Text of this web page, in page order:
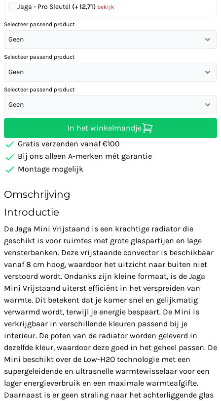
Jaga - Pro Sleutel (+ 12,71) bekijk
Selecteer passend product
Geen
Selecteer passend product
Geen
Selecteer passend product
Geen
In het winkelmandje
Gratis verzenden vanaf €100
Bij ons alleen A-merken mét garantie
Montage mogelijk
Omschrijving
Introductie
De Jaga Mini Vrijstaand is een krachtige radiator die
geschikt is voor ruimtes met grote glaspartijen en lage
vensterbanken. Deze vrijstaande convector is beschikbaar
vanaf 8 cm hoog, waardoor het uitzicht naar buiten niet
verstoord wordt. Ondanks zijn kleine formaat, is de Jaga
Mini Vrijstaand uiterst efficiënt in het verspreiden van
warmte. Dit betekent dat je kamer snel en gelijkmatig
verwarmd wordt, terwijl je energie bespaart. De Mini is
verkrijgbaar in verschillende kleuren passend bij je
interieur. De poten van de radiator worden geleverd in
dezelfde kleur, waardoor deze goed in het geheel passen. De
Mini beschikt over de Low-H2O technologie met een
supergeleidende en ultrasnelle warmtewisselaar voor een
lager energieverbruik en een maximale warmteafgifte.
Daarnaast is er geen straling naar het achterliggende glas